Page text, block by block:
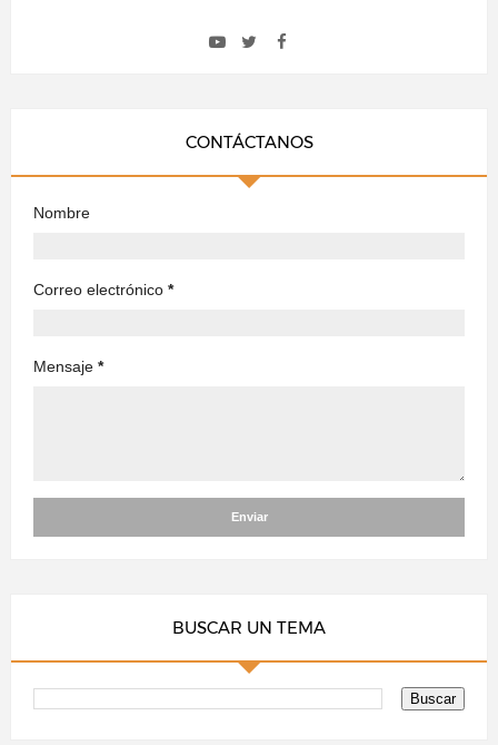
CONTÁCTANOS
Nombre
Correo electrónico *
Mensaje *
BUSCAR UN TEMA